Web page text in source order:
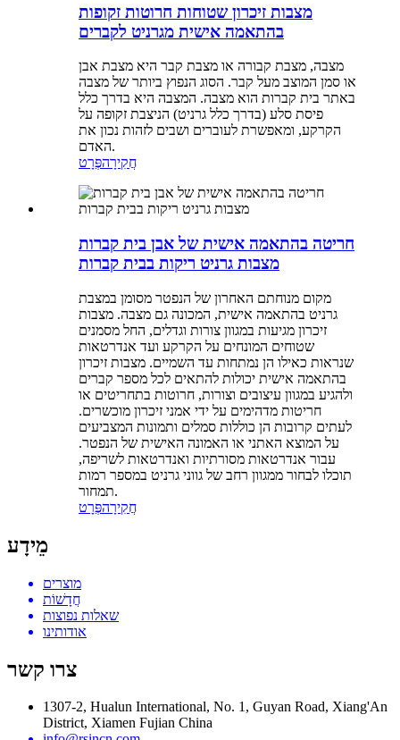
מצבות זיכרון שטוחות חרוטות זקופות
בהתאמה אישית מגרניט לקברים
מצבה, מצבת קבורה או מצבת קבר היא מצבת אבן
או סמן המוצב מעל קבר. הסוג הנפוץ ביותר של מצבה
באתר בית קברות הוא מצבה. המצבה היא בדרך כלל
פיסת סלע (בדרך כלל גרניט) הניצבת זקופה על
הקרקע, ומאפשרת לעוברים ושבים לזהות נכון את
האדם.
חֲקִירָהפְּרָט
חריטה בהתאמה אישית של אבן בית קברות
מצבות גרניט ריקות בבית קברות
מקום מנוחתם האחרון של הנפטר מסומן במצבת
גרניט בהתאמה אישית, המכונה גם מצבה. מצבות
זיכרון מגיעות במגוון צורות וגדלים, החל מסמנים
שטוחים המונחים על הקרקע ועד אנדרטאות
שנראות כאילו הן נמתחות עד השמיים. מצבות זיכרון
בהתאמה אישית יכולות להתאים לכל מספר קברים
ולהגיע במגוון עיצובים וצורות, חרוטות בתחריטים או
חריטות מדהימים על ידי אמני זיכרון מוכשרים.
לעתים קרובות הן כוללות סמלים ותמונות המצביעים
על המוצא האתני או האמונה האישית של הנפטר.
עבור אנדרטאות מסורתיות ואנדרטאות לשריפה,
תוכלו לבחור ממגוון רחב של גווני גרניט במספר רמות
תמחור.
חֲקִירָהפְּרָט
מֵידָע
מוצרים
חֲדָשׁוֹת
שאלות נפוצות
אודותינו
צרו קשר
1307-2, Hualun International, No. 1, Guyan Road, Xiang'An
District, Xiamen Fujian China